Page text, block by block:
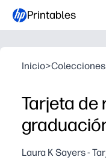
Printables
Inicio>Colecciones
Tarjeta de
Laura K Sayers -